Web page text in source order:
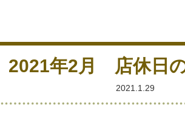
2021年2月 店休日
2021.1.29